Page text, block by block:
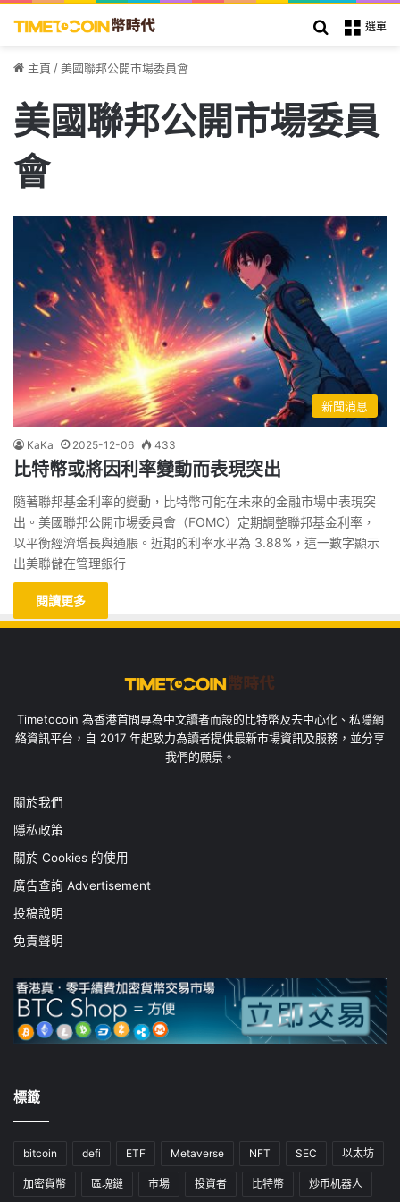
選單
搜索
主頁 /美國聯邦公開市場委員會
美國聯邦公開市場委員
會
新聞消息
KaKa 2025-12-06 433
比特幣或將因利率變動而表現突出
隨著聯邦基金利率的變動，比特幣可能在未來的金融市場中表現突
出。美國聯邦公開市場委員會（FOMC）定期調整聯邦基金利率，
以平衡經濟增長與通脹。近期的利率水平為 3.88%，這一數字顯示
出美聯儲在管理銀行
閱讀更多
Timetocoin 為香港首間專為中文讀者而設的比特幣及去中心化、私隱網
絡資訊平台，自 2017 年起致力為讀者提供最新市場資訊及服務，並分享
我們的願景。
關於我們
隱私政策
關於 Cookies 的使用
廣告查詢 Advertisement
投稿說明
免責聲明
標籤
bitcoin defi ETF Metaverse NFT SEC 以太坊
加密貨幣 區塊鏈 市場 投資者 比特幣 炒币机器人